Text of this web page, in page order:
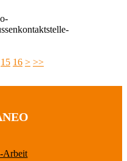
15 16 > >>
Arbeit